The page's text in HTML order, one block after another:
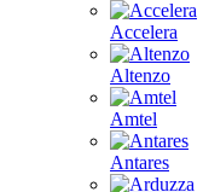
Accelera
Altenzo
Amtel
Antares